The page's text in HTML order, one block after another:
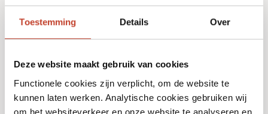
Toestemming Details Over
Deze website maakt gebruik van cookies
Functionele cookies zijn verplicht, om de website te
kunnen laten werken. Analytische cookies gebruiken wij
om het websiteverkeer en onze website te analyseren en